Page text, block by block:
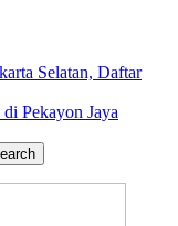
Selatan, Daftar
Pekayon Jaya